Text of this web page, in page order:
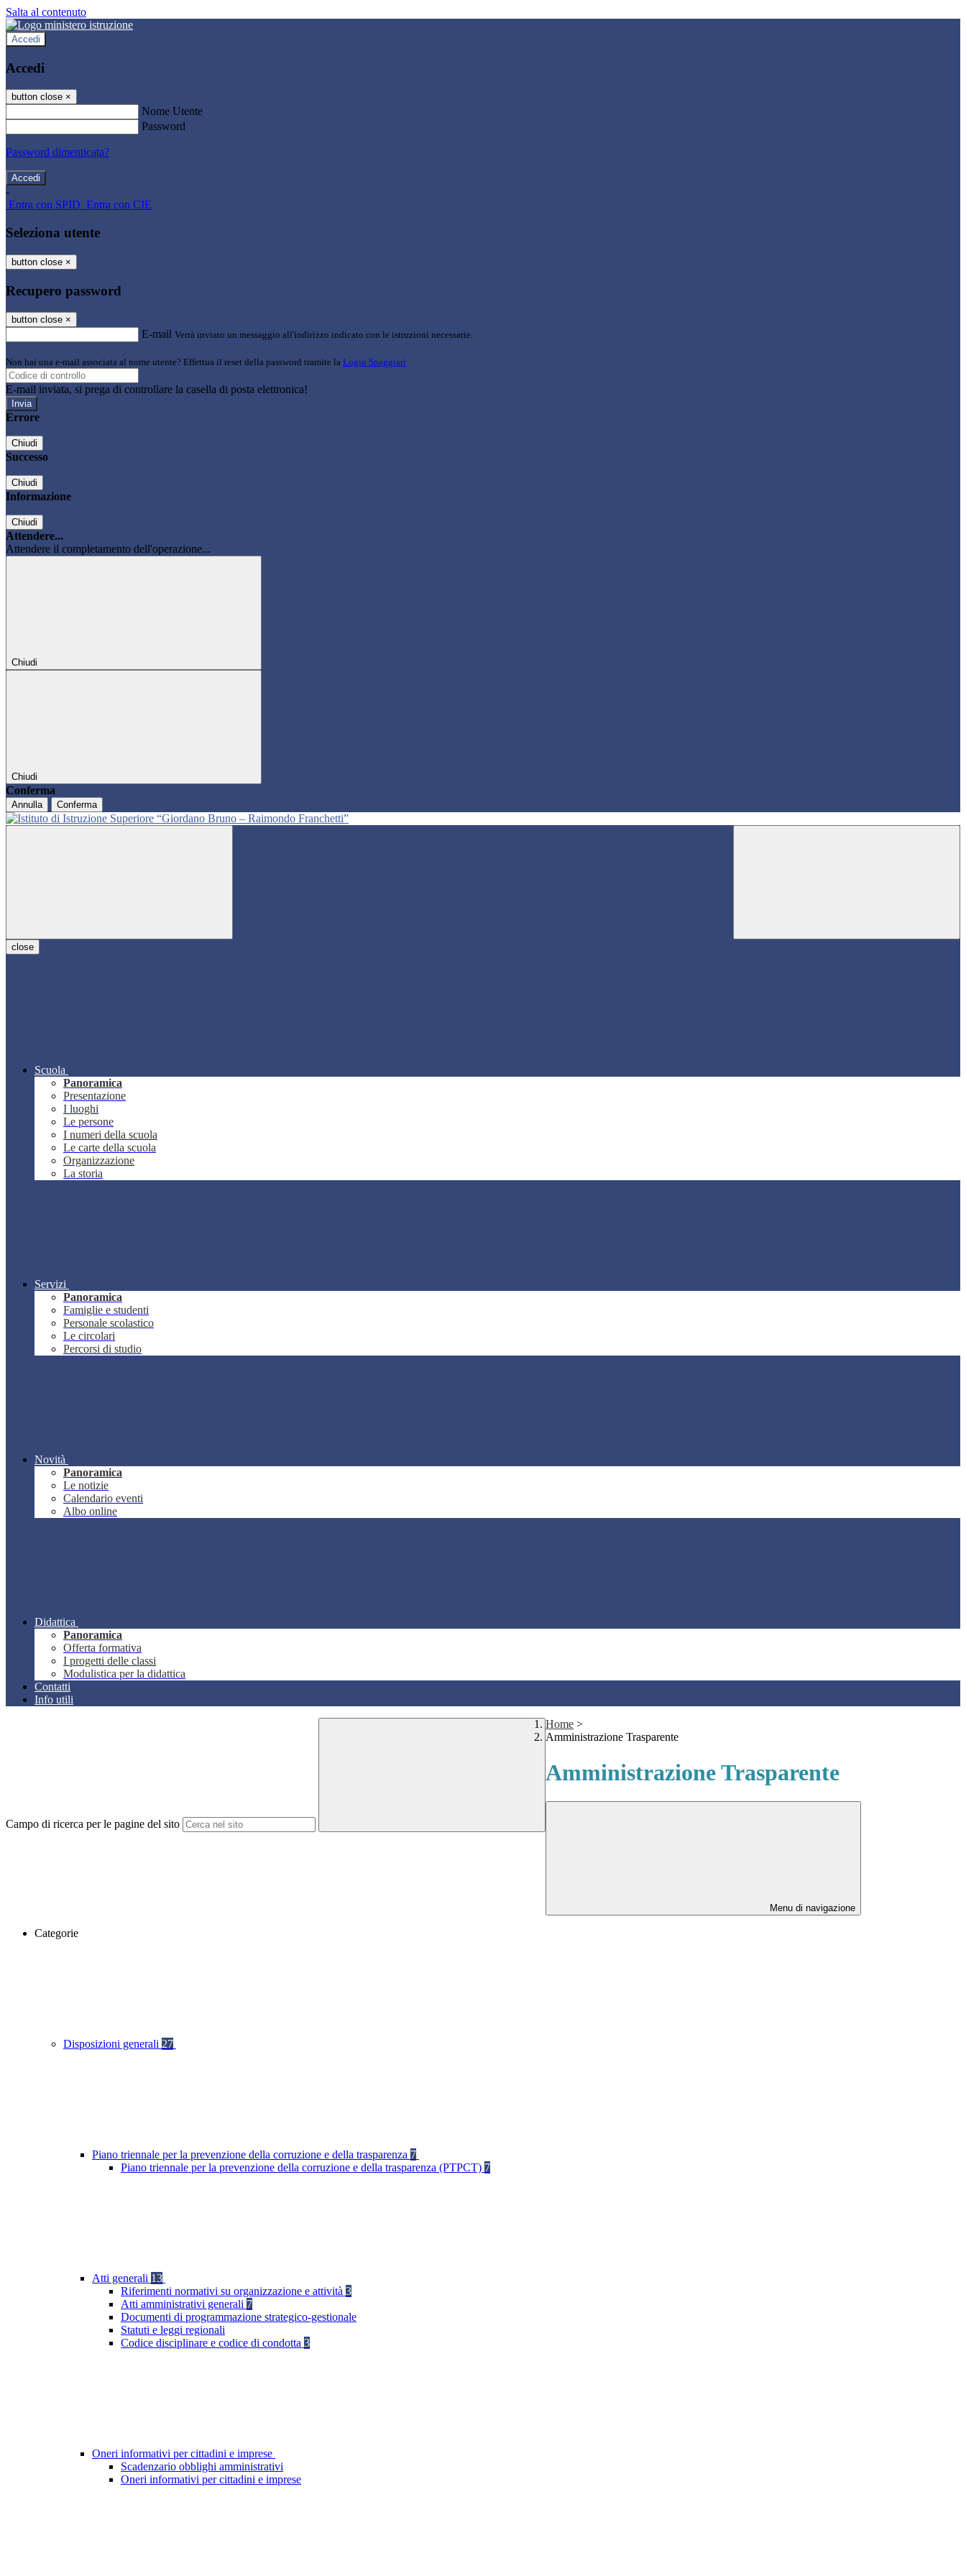
Salta al contenuto
Accedi
Accedi
button close ×
Nome Utente
Password
Password dimenticata?
-
Entra con SPID Entra con CIE
Seleziona utente
button close ×
Recupero password
button close ×
E-mail Verrà inviato un messaggio all'indirizzo indicato con le istruzioni necessarie.
Non hai una e-mail associata al nome utente? Effettua il reset della password tramite la Login Spaggiari
E-mail inviata, si prega di controllare la casella di posta elettronica!
Errore
Chiudi
Successo
Chiudi
Informazione
Chiudi
Attendere...
Attendere il completamento dell'operazione...
Chiudi
Chiudi
Conferma
Annulla Conferma
close
Scuola
Panoramica
Presentazione
I luoghi
Le persone
I numeri della scuola
Le carte della scuola
Organizzazione
La storia
Servizi
Panoramica
Famiglie e studenti
Personale scolastico
Le circolari
Percorsi di studio
Novità
Panoramica
Le notizie
Calendario eventi
Albo online
Didattica
Panoramica
Offerta formativa
I progetti delle classi
Modulistica per la didattica
Contatti
Info utili
Campo di ricerca per le pagine del sito
Home >
Amministrazione Trasparente
Amministrazione Trasparente
Menu di navigazione
Categorie
Disposizioni generali 27
Piano triennale per la prevenzione della corruzione e della trasparenza 7
Piano triennale per la prevenzione della corruzione e della trasparenza (PTPCT) 7
Atti generali 13
Riferimenti normativi su organizzazione e attività 3
Atti amministrativi generali 7
Documenti di programmazione strategico-gestionale
Statuti e leggi regionali
Codice disciplinare e codice di condotta 3
Oneri informativi per cittadini e imprese
Scadenzario obblighi amministrativi
Oneri informativi per cittadini e imprese